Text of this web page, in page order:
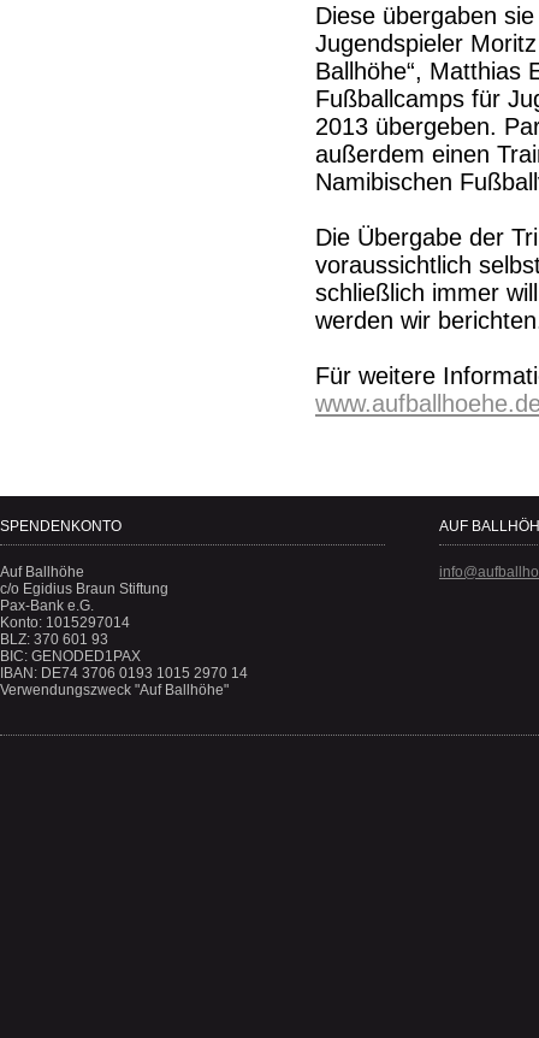
Diese übergaben
Jugendspieler
Ballhöhe“, Matthias
Fußballcamps für
2013 übergeben.
außerdem einen
Namibischen
Die Übergabe der
voraussichtlich
schließlich immer
werden wir
Für weitere
SPENDENKONTO
Auf Ballhöhe
c/o Egidius Braun Stiftung
Pax-Bank e.G.
Konto: 1015297014
BLZ: 370 601 93
BIC: GENODED1PAX
IBAN: DE74 3706 0193 1015 2970 14
Verwendungszweck "Auf Ballhöhe"
AUF